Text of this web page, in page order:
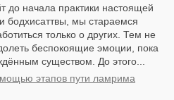
до начала практики настоящей
бодхисаттвы, мы стараемся
только о других. Тем не
беспокоящие эмоции, пока
существом. До этого...
этапов пути ламрима